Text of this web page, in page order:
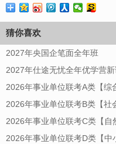
猜你喜欢
2027年央国企笔面全年班
2027年仕途无忧全年优学营
2026年事业单位联考A类【综
2026年事业单位联考B类【社
2026年事业单位联考C类【自
2026年事业单位联考D类【中